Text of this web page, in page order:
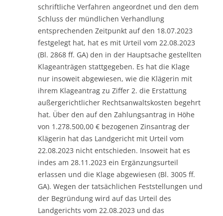
schriftliche Verfahren angeordnet und den dem
Schluss der mündlichen Verhandlung
entsprechenden Zeitpunkt auf den 18.07.2023
festgelegt hat, hat es mit Urteil vom 22.08.2023
(Bl. 2868 ff. GA) den in der Hauptsache gestellten
Klageanträgen stattgegeben. Es hat die Klage
nur insoweit abgewiesen, wie die Klägerin mit
ihrem Klageantrag zu Ziffer 2. die Erstattung
außergerichtlicher Rechtsanwaltskosten begehrt
hat. Über den auf den Zahlungsantrag in Höhe
von 1.278.500,00 € bezogenen Zinsantrag der
Klägerin hat das Landgericht mit Urteil vom
22.08.2023 nicht entschieden. Insoweit hat es
indes am 28.11.2023 ein Ergänzungsurteil
erlassen und die Klage abgewiesen (Bl. 3005 ff.
GA). Wegen der tatsächlichen Feststellungen und
der Begründung wird auf das Urteil des
Landgerichts vom 22.08.2023 und das